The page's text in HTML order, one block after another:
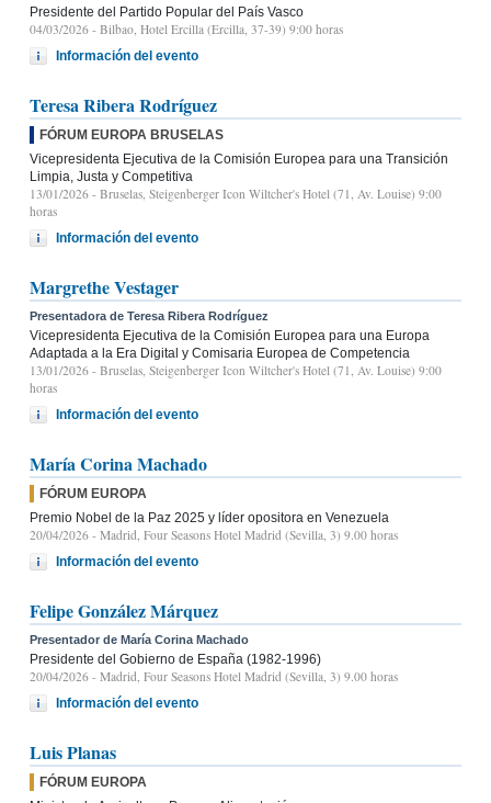
Presidente del Partido Popular del País Vasco
04/03/2026 - Bilbao, Hotel Ercilla (Ercilla, 37-39) 9:00 horas
Información del evento
Teresa Ribera Rodríguez
FÓRUM EUROPA BRUSELAS
Vicepresidenta Ejecutiva de la Comisión Europea para una Transición
Limpia, Justa y Competitiva
13/01/2026 - Bruselas, Steigenberger Icon Wiltcher's Hotel (71, Av. Louise) 9:00
horas
Información del evento
Margrethe Vestager
Presentadora de Teresa Ribera Rodríguez
Vicepresidenta Ejecutiva de la Comisión Europea para una Europa
Adaptada a la Era Digital y Comisaria Europea de Competencia
13/01/2026 - Bruselas, Steigenberger Icon Wiltcher's Hotel (71, Av. Louise) 9:00
horas
Información del evento
María Corina Machado
FÓRUM EUROPA
Premio Nobel de la Paz 2025 y líder opositora en Venezuela
20/04/2026 - Madrid, Four Seasons Hotel Madrid (Sevilla, 3) 9.00 horas
Información del evento
Felipe González Márquez
Presentador de María Corina Machado
Presidente del Gobierno de España (1982-1996)
20/04/2026 - Madrid, Four Seasons Hotel Madrid (Sevilla, 3) 9.00 horas
Información del evento
Luis Planas
FÓRUM EUROPA